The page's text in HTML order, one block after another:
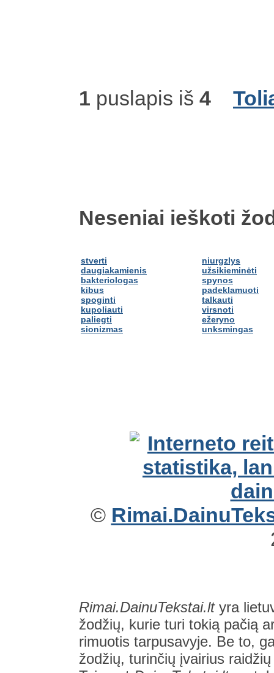
1 puslapis iš 4
Neseniai ieškoti
stverti
daugiakamienis
bakteriologas
kibus
spoginti
kupoliauti
paliegti
sionizmas
niurgzlys
užsikieminėti
spynos
padeklamuoti
talkauti
virsnoti
ežeryno
unksmingas
©
Rimai.DainuTekstai.ltyra
žodžių, kurie turi tokią pačią
rimuotis tarpusavyje. Be to,
žodžių, turinčių įvairius